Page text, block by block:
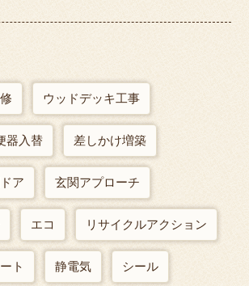
ウッドデッキ工事
器入替 差しかけ増築
ア 玄関アプローチ
エコ リサイクルアクション
ト 静電気 シール